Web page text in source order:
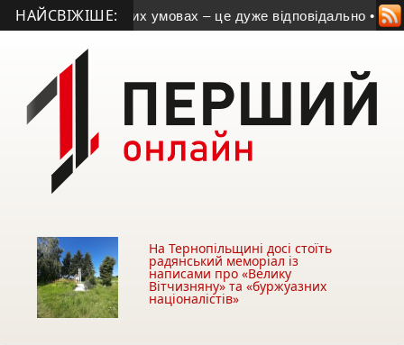
НАЙСВІЖІШЕ:
надзвичайних умовах – це дуже відповідально • New
На Тернопільщині досі стоїть
радянський меморіал із
написами про «Велику
Вітчизняну» та «буржуазних
націоналістів»